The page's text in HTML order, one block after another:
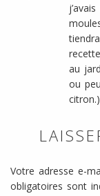
au
ou
Votre adresse e-
obligatoires sont